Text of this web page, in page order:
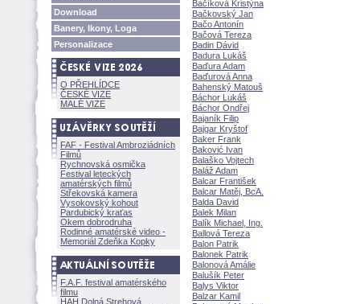
Download
Banery, Ikony, Loga
Personalizace
O PŘEHLÍDCE
ČESKÉ VIZE
MALÉ VIZE
FAF - Festival Ambroziádních
Filmů
Rychnovská osmička
Festival leteckých
amatérských filmů
Střekovská kamera
Vysokovský kohout
Pardubický kraťas
Okem dobrodruha
Rodinné amatérské video -
Memoriál Zdeňka Kopky
F.A.F. festival amatérského
filmu
HAH Dolná Strehov
Bačíková Kristýna
Bačkovský Jan
Bačo Antonín
Bačová Tereza
Badin Dávid
Badura Luk
Baďura Adam
Baďurová Anna
Bahenský Matou
Báchor Luk
Báchor Ondřej
Bajaník Filip
Bajgar Kryštof
Baker Frank
Baković Ivan
Balaško Vojtech
Baláž Adam
Balcar František
Balcar Matěj, BcA.
Balda David
Balek Milan
Balík Michael, Ing.
Ballová Tereza
Balon Patrik
Balonek Patrik
Balonová Amálie
Balušík Peter
Balys Viktor
Balzar Kamil